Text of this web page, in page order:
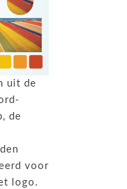
uit de
de
voor
logo.